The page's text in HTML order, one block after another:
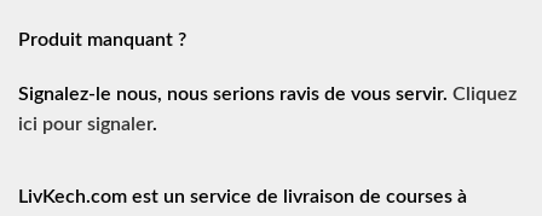
Produit manquant ?
Signalez-le nous, nous serions ravis de vous servir. Cliquez
ici pour signaler.
LivKech.com est un service de
livraison de courses à